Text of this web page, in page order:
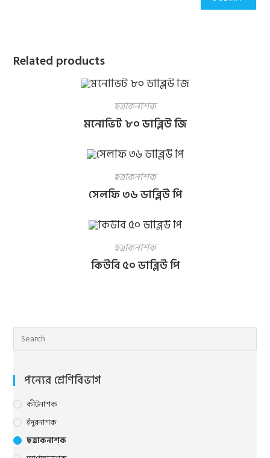
Related products
ছত্রাকনাশক
মনোভিট ৮০ ডাব্লিউ জি
ছত্রাকনাশক
সেলফি ৩৬ ডাব্লিউ পি
ছত্রাকনাশক
কিউবি ৫০ ডাব্লিউ পি
পন্যের শ্রেণিবিভাগ
কীটনাশক
ইঁদুরনাশক
ছত্রাকনাশক